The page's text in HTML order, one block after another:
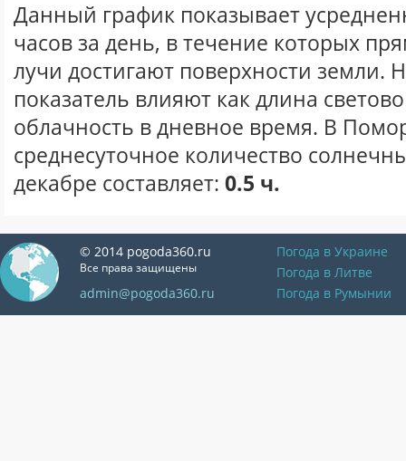
Данный график показывает
часов за день, в течение которых
лучи достигают поверхности земли.
показатель влияют как длина
облачность в дневное время. В
среднесуточное количество
декабре составляет: 0.5 ч.
© 2014 pogoda360.ru
Все права защищены
admin@pogoda360.ru
Погода в Украине
Погода в Литве
Погода в Румынии